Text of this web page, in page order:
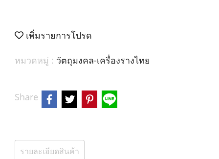
เพิ่มรายการโปรด
หมวดหมู่ : วัตถุมงคล-เครื่องรางไทย
Share
รายละเอียดสินค้า